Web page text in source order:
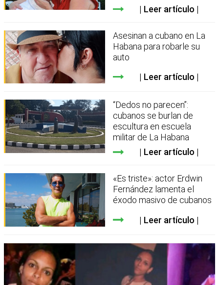
Leer artículo
Asesinan a cubano en La
Habana para robarle su
auto
Leer artículo
“Dedos no parecen”:
cubanos se burlan de
escultura en escuela
militar de La Habana
Leer artículo
«Es triste»: actor Erdwin
Fernández lamenta el
éxodo masivo de cubanos
Leer artículo